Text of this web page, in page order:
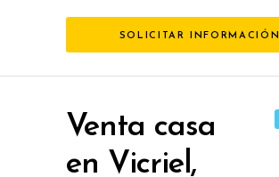
SOLICITAR INFORMACIÓN
Venta casa
en Vicriel,